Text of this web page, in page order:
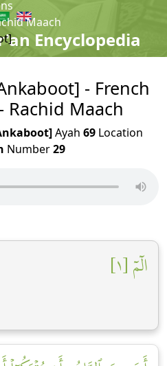
Encyclopedia
Maach
- French
Rachid Maach
Ayah 69 Location
Number29
الٓمٓ [١]